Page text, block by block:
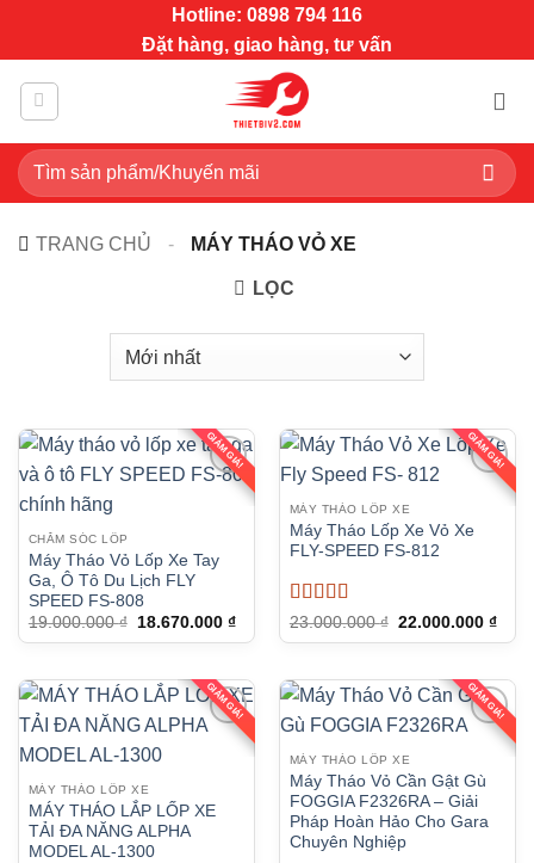
dung
Hotline: 0898 794 116
Đặt hàng, giao hàng, tư vấn
Tìm
kiếm:
TRANG CHỦ - MÁY THÁO VỎ XE
LỌC
GIẢM GIÁ!
CHĂM SÓC LỐP
Máy Tháo Vỏ Lốp Xe Tay
Ga, Ô Tô Du Lịch FLY
SPEED FS-808
19.000.000₫
Giá
18.670.000 ₫Giá
hiện
18.670.000 ₫.
GIẢM GIÁ!
MÁY THÁO LỐP XE
Máy Tháo Lốp Xe Vỏ Xe
FLY-SPEED FS-812
Được xếp
hạng55 sao
23.000.000₫ Giá
22.000.000 ₫Giá
hiện
GIẢM GIÁ!
MÁY THÁO LỐP XE
MÁY THÁO LẮP LỐP XE
TẢI ĐA NĂNG ALPHA
MODEL AL-1300
GIẢM GIÁ!
MÁY THÁO LỐP XE
Máy Tháo Vỏ Cần Gật Gù
FOGGIA F2326RA – Giải
Pháp Hoàn Hảo Cho Gara
Chuyên Nghiệp